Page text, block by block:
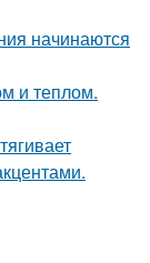
начинаются
и теплом.